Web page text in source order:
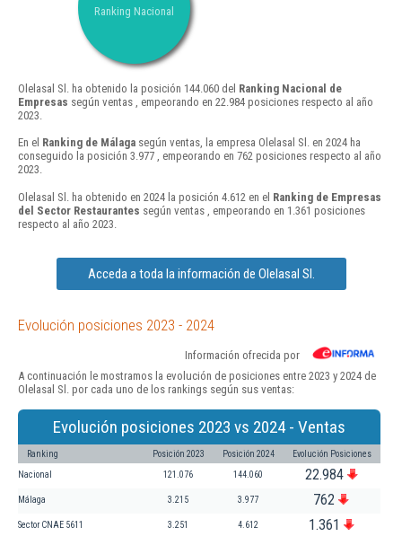
Ranking Nacional
Olelasal Sl. ha obtenido la posición 144.060 del Ranking Nacional de
Empresas según ventas , empeorando en 22.984 posiciones respecto al año
2023.
En el Ranking de Málaga según ventas, la empresa Olelasal Sl. en 2024 ha
conseguido la posición 3.977 , empeorando en 762 posiciones respecto al año
2023.
Olelasal Sl. ha obtenido en 2024 la posición 4.612 en el Ranking de Empresas
del Sector Restaurantes según ventas , empeorando en 1.361 posiciones
respecto al año 2023.
Acceda a toda la información de Olelasal Sl.
Evolución posiciones 2023 - 2024
Información ofrecida por
A continuación le mostramos la evolución de posiciones entre 2023 y 2024 de
Olelasal Sl. por cada uno de los rankings según sus ventas:
Evolución posiciones 2023 vs 2024 - Ventas
Ranking Posición 2023 Posición 2024 Evolución Posiciones
Nacional 121.076 144.060 22.984
Málaga 3.215 3.977 762
Sector CNAE 5611 3.251 4.612 1.361